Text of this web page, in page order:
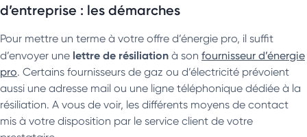
d’entreprise : les démarches
Pour mettre un terme à votre offre d’énergie pro, il suffit
d’envoyer une lettre de résiliation à son fournisseur d’énergie
pro. Certains fournisseurs de gaz ou d’électricité prévoient
aussi une adresse mail ou une ligne téléphonique dédiée à la
résiliation. A vous de voir, les différents moyens de contact
mis à votre disposition par le service client de votre